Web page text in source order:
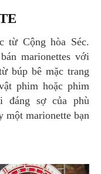
marionettes với
búp bê mặc trang
phim hoặc phim
đáng sợ của phù
một marionette bạn